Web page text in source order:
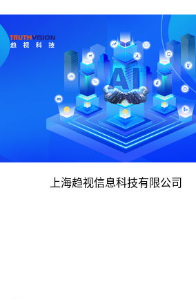
电脑版
- 高新技术企业 人工智能核心技术 -
上海趋视信息科技有限公司